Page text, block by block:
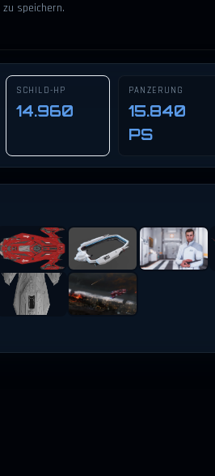
zu speichern.
SCHILD-HP
14.960
PANZERUNG
15.840
PS